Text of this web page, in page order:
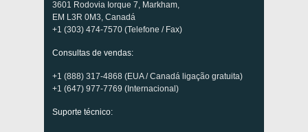
3601 Rodovia Iorque 7, Markham,
EM L3R 0M3, Canadá
+1 (303) 474-7570 (Telefone / Fax)
Consultas de vendas:
+1 (888) 317-4868 (EUA / Canadá ligação gratuita)
+1 (647) 977-7769 (Internacional)
Suporte técnico: